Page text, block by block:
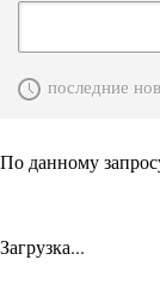
последние
По данному
Загрузка...